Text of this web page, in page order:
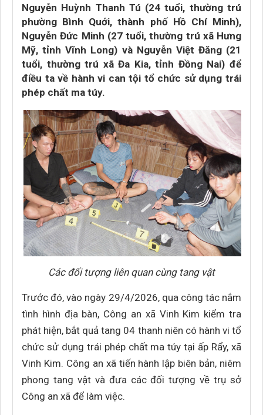
Nguyễn Huỳnh Thanh Tú (24 tuổi, thường trú
phường Bình Quới, thành phố Hồ Chí Minh),
Nguyễn Đức Minh (27 tuổi, thường trú xã Hưng
Mỹ, tỉnh Vĩnh Long) và Nguyễn Việt Đăng (21
tuổi, thường trú xã Đa Kia, tỉnh Đồng Nai) để
điều ta về hành vi can tội tổ chức sử dụng trái
phép chất ma túy.
Các đối tượng liên quan cùng tang vật
Trước đó, vào ngày 29/4/2026, qua công tác nắm
tình hình địa bàn, Công an xã Vinh Kim kiểm tra
phát hiện, bắt quả tang 04 thanh niên có hành vi tổ
chức sử dụng trái phép chất ma túy tại ấp Rẩy, xã
Vinh Kim. Công an xã tiến hành lập biên bản, niêm
phong tang vật và đưa các đối tượng về trụ sở
Công an xã để làm việc.